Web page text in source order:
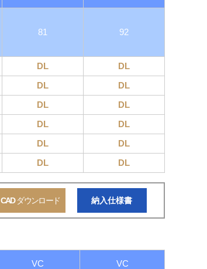
81 92
DL
DL
DL
DL
DL
DL
DL
DL
DL
DL
DL DL
CADダウンロード 納入仕様書
VC VC